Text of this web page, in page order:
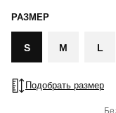
РАЗМЕР
S M L
Подобрать размер